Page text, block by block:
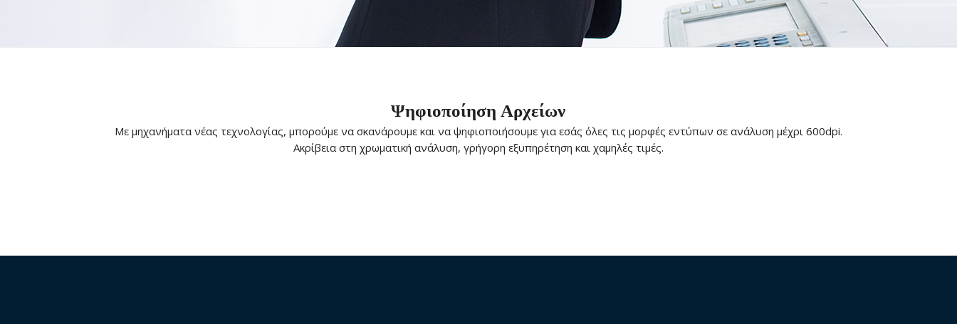
Ψηφιοποίηση Αρχείων
Με μηχανήματα νέας τεχνολογίας, μπορούμε να σκανάρουμε και να ψηφιοποιήσουμε για εσάς όλες τις μορφές εντύπων σε ανάλυση μέχρι 600dpi.
Ακρίβεια στη χρωματική ανάλυση, γρήγορη εξυπηρέτηση και χαμηλές τιμές.